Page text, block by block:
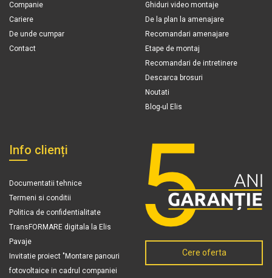
Companie
Cariere
De unde cumpar
Contact
Ghiduri video montaje
De la plan la amenajare
Recomandari amenajare
Etape de montaj
Recomandari de intretinere
Descarca brosuri
Noutati
Blog-ul Elis
Info clienți
Documentatii tehnice
Termeni si conditii
Politica de confidentialitate
TransFORMARE digitala la Elis
Pavaje
Invitatie proiect "Montare panouri
fotovoltaice in cadrul companiei
Cere oferta